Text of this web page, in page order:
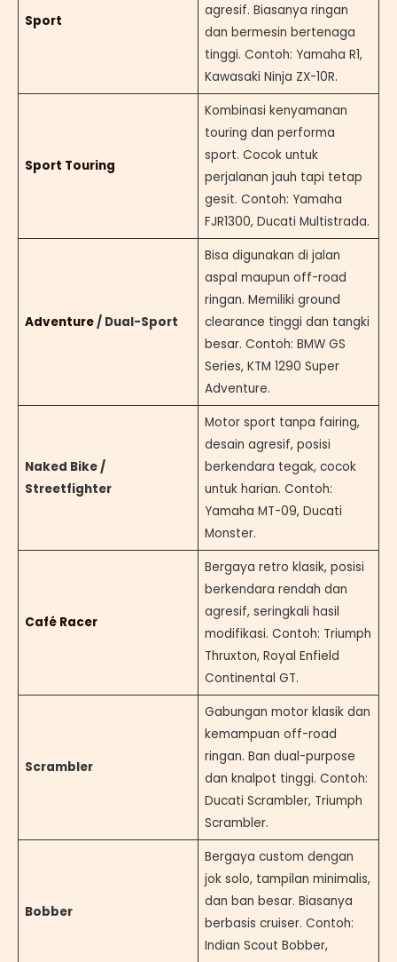
Sport
agresif. Biasanya ringan
dan bermesin bertenaga
tinggi. Contoh: Yamaha R1,
Kawasaki Ninja ZX-10R.
Sport Touring
Kombinasi kenyamanan
touring dan performa
sport. Cocok untuk
perjalanan jauh tapi tetap
gesit. Contoh: Yamaha
FJR1300, Ducati Multistrada.
Adventure/ Dual-Sport
Bisa digunakan di jalan
aspal maupun off-road
ringan. Memiliki ground
clearance tinggi dan tangki
besar. Contoh: BMW GS
Series, KTM 1290 Super
Adventure.
Naked Bike /
Streetfighter
Motor sport tanpa fairing,
desain agresif, posisi
berkendara tegak, cocok
untuk harian. Contoh:
Yamaha MT-09, Ducati
Monster.
Café Racer
Bergaya retro klasik, posisi
berkendara rendah dan
agresif, seringkali hasil
modifikasi. Contoh: Triumph
Thruxton, Royal Enfield
Continental GT.
Scrambler
Gabungan motor klasik dan
kemampuan off-road
ringan. Ban dual-purpose
dan knalpot tinggi. Contoh:
Ducati Scrambler, Triumph
Scrambler.
Bobber
Bergaya custom dengan
jok solo, tampilan minimalis,
dan ban besar. Biasanya
berbasis cruiser. Contoh:
Indian Scout Bobber,